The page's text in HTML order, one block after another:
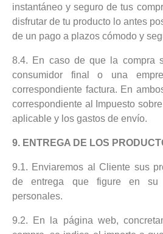
instantáneo y seguro de tus
disfrutar de tu producto lo antes
de un pago a plazos cómodo y
8.4. En caso de que la compra
consumidor final o una
correspondiente factura. En
correspondiente al Impuesto
aplicable y los gastos de envío.
9. ENTREGA DE LOS
9.1. Enviaremos al Cliente sus
de entrega que figure en su
personales.
9.2. En la página web,